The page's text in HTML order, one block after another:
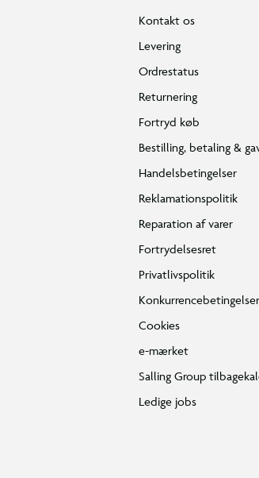
Kontakt os
Levering
Ordrestatus
Returnering
Fortryd køb
Bestilling, betaling &
Handelsbetingelser
Reklamationspolitik
Reparation af varer
Fortrydelsesret
Privatlivspolitik
Konkurrencebetingelser
Cookies
e-mærket
Salling Group
Ledige jobs